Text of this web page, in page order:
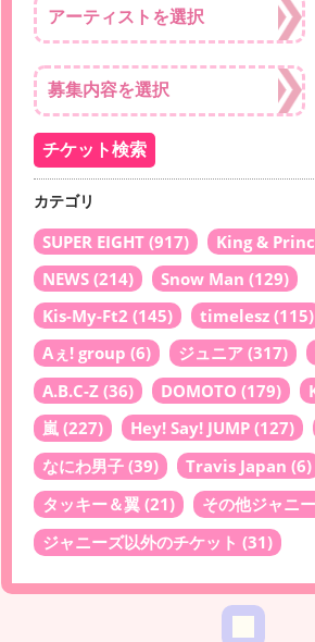
カテゴリ
SUPER EIGHT (917) King &
NEWS (214) Snow Man (129)
Kis-My-Ft2 (145) timelesz (115)
Aぇ! group (6) ジュニア (317)
A.B.C-Z (36) DOMOTO (179)
嵐 (227) Hey! Say! JUMP (127)
なにわ男子 (39) Travis Japan (6)
タッキー＆翼 (21) その他ジャニ
ジャニーズ以外のチケット (31)